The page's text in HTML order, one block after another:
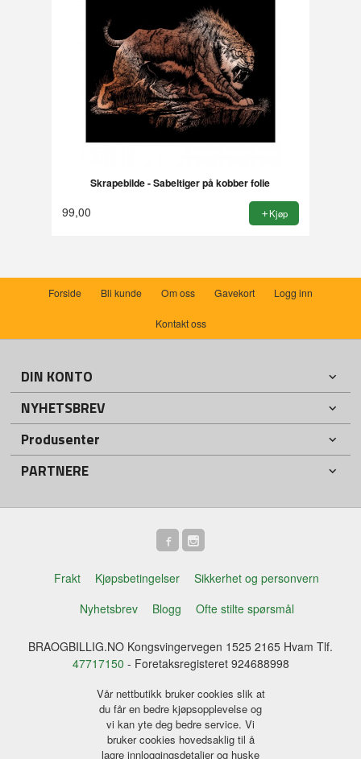
Skrapebilde - Sabeltiger på kobber folie
99,00 Kjøp
Forside Bli kunde Om oss Gavekort Logg inn
Kontakt oss
DIN KONTO
NYHETSBREV
Produsenter
PARTNERE
Frakt Kjøpsbetingelser
Sikkerhet og personvern
Nyhetsbrev
Blogg Ofte stilte spørsmål
BRAOGBILLIG.NO Kongsvingervegen 1525 2165 Hvam Tlf.
47717150 - Foretaksregisteret 924688998
Vår nettbutikk bruker cookies slik at
du får en bedre kjøpsopplevelse og
vi kan yte deg bedre service. Vi
bruker cookies hovedsaklig til å
lagre innloggingsdetaljer og huske